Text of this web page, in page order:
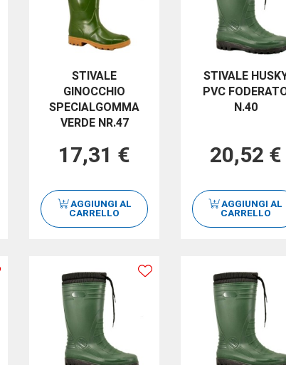
STIVALE
GINOCCHIO
SPECIALGOMMA
VERDE NR.47
17,31 €
AGGIUNGI AL
CARRELLO
STIVALE
PVC
N.40
20,52 €
AGGIUNGI AL
CARRELLO